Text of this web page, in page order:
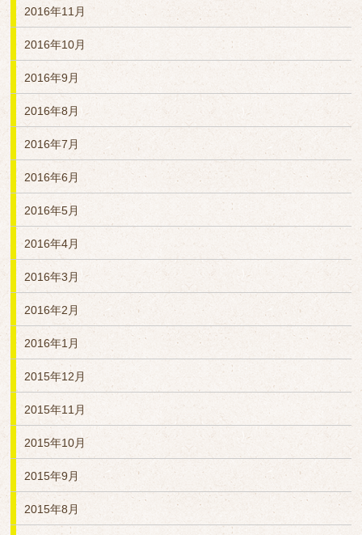
2016年11月
2016年10月
2016年9月
2016年8月
2016年7月
2016年6月
2016年5月
2016年4月
2016年3月
2016年2月
2016年1月
2015年12月
2015年11月
2015年10月
2015年9月
2015年8月